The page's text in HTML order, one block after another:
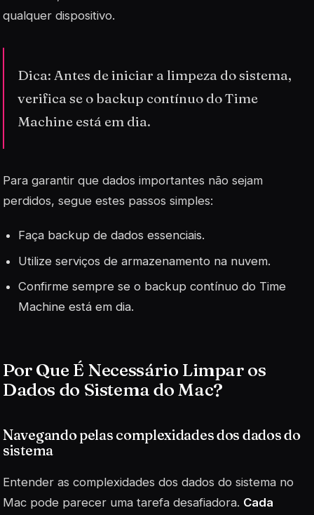
qualquer dispositivo.
Dica: Antes de iniciar a limpeza do sistema,
verifica se o backup contínuo do Time
Machine está em dia.
Para garantir que dados importantes não sejam
perdidos, segue estes passos simples:
Faça backup de dados essenciais.
Utilize serviços de armazenamento na nuvem.
Confirme sempre se o backup contínuo do Time
Machine está em dia.
Por Que É Necessário Limpar os
Dados do Sistema do Mac?
Navegando pelas complexidades dos dados do
sistema
Entender as complexidades dos dados do sistema no
Mac pode parecer uma tarefa desafiadora. Cada